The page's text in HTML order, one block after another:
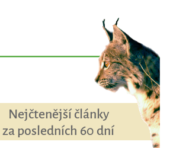
Nejčtenější články
za posledních 60 dní